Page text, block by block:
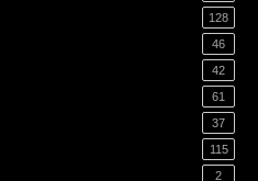
128
46
42
61
37
115
2